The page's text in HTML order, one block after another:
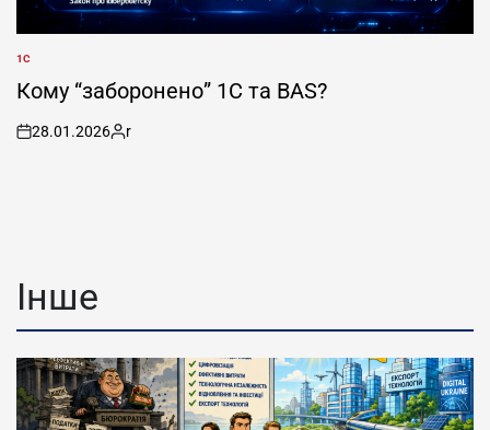
POSTED
IN
1С
Кому “заборонено” 1С та BAS?
on
28.01.2026
Posted
r
Інше